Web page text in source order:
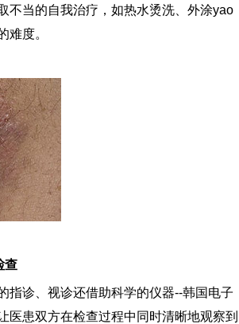
不当的自我治疗，如热水烫洗、外涂yao
难度。
查
指诊、视诊还借助科学的仪器--韩国电子
医患双方在检查过程中同时清晰地观察到